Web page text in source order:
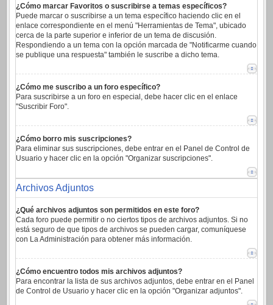
¿Cómo marcar Favoritos o suscribirse a temas específicos?
Puede marcar o suscribirse a un tema específico haciendo clic en el
enlace correspondiente en el menú "Herramientas de Tema", ubicado
cerca de la parte superior e inferior de un tema de discusión.
Respondiendo a un tema con la opción marcada de "Notificarme cuando
se publique una respuesta" también le suscribe a dicho tema.
¿Cómo me suscribo a un foro específico?
Para suscribirse a un foro en especial, debe hacer clic en el enlace
"Suscribir Foro".
¿Cómo borro mis suscripciones?
Para eliminar sus suscripciones, debe entrar en el Panel de Control de
Usuario y hacer clic en la opción "Organizar suscripciones".
Archivos Adjuntos
¿Qué archivos adjuntos son permitidos en este foro?
Cada foro puede permitir o no ciertos tipos de archivos adjuntos. Si no
está seguro de que tipos de archivos se pueden cargar, comuníquese
con La Administración para obtener más información.
¿Cómo encuentro todos mis archivos adjuntos?
Para encontrar la lista de sus archivos adjuntos, debe entrar en el Panel
de Control de Usuario y hacer clic en la opción "Organizar adjuntos".